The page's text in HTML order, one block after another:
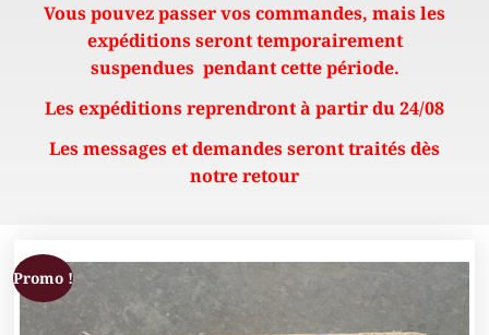
Vous pouvez passer vos commandes, mais les
expéditions seront temporairement
suspendues pendant cette période.
Les expéditions reprendront à partir du 24/08
Les messages et demandes seront traités dès
notre retour
Promo !